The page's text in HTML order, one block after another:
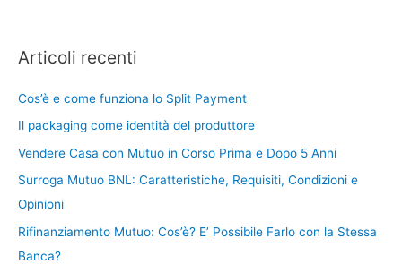
Articoli recenti
Cos’è e come funziona lo Split Payment
Il packaging come identità del produttore
Vendere Casa con Mutuo in Corso Prima e Dopo 5 Anni
Surroga Mutuo BNL: Caratteristiche, Requisiti, Condizioni e
Opinioni
Rifinanziamento Mutuo: Cos’è? E’ Possibile Farlo con la Stessa
Banca?